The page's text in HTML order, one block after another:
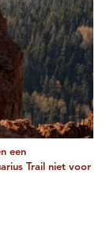
een
Trail niet voor